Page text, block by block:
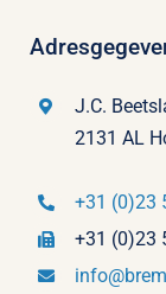
J.C.
2131 AL
+31 (0)23
+31 (0)23